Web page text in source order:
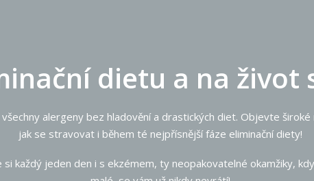
dietu a na život
alergeny bez hladovění a drastických diet. Objevte
jak se stravovat i během té nejpřísnější fáze eliminační diety!
si každý jeden den i s ekzémem, ty neopakovatelné okamžiky,